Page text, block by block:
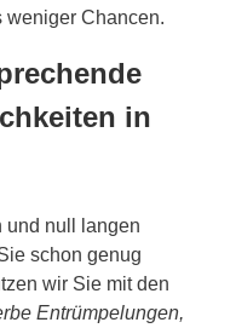
weniger Chancen.
in
und null langen
schon genug
wir Sie mit den
Entrümpelungen,